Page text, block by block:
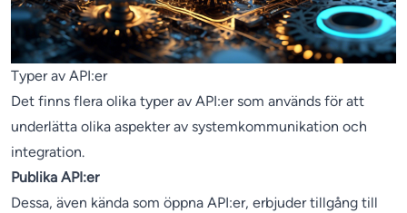
Typer av API:er
Det finns flera olika typer av API:er som används för att
underlätta olika aspekter av systemkommunikation och
integration.
Publika API:er
Dessa, även kända som öppna API:er, erbjuder tillgång till